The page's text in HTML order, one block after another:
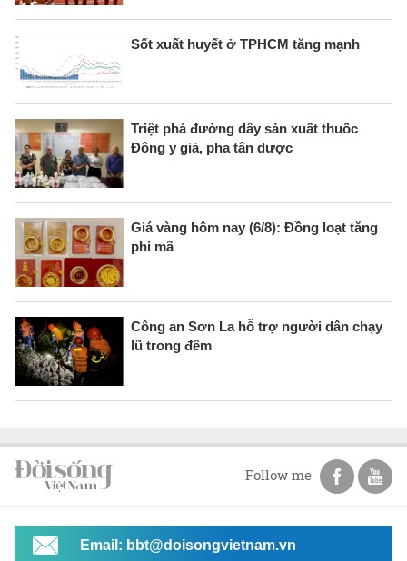
Sốt xuất huyết ở TPHCM tăng mạnh
Triệt phá đường dây sản xuất thuốc
Đông y giả, pha tân dược
Giá vàng hôm nay (6/8): Đồng loạt tăng
phi mã
Công an Sơn La hỗ trợ người dân chạy
lũ trong đêm
Follow me
Email: bbt@doisongvietnam.vn